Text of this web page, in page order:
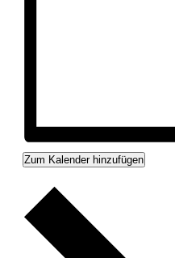
Zum Kalender hinzufügen